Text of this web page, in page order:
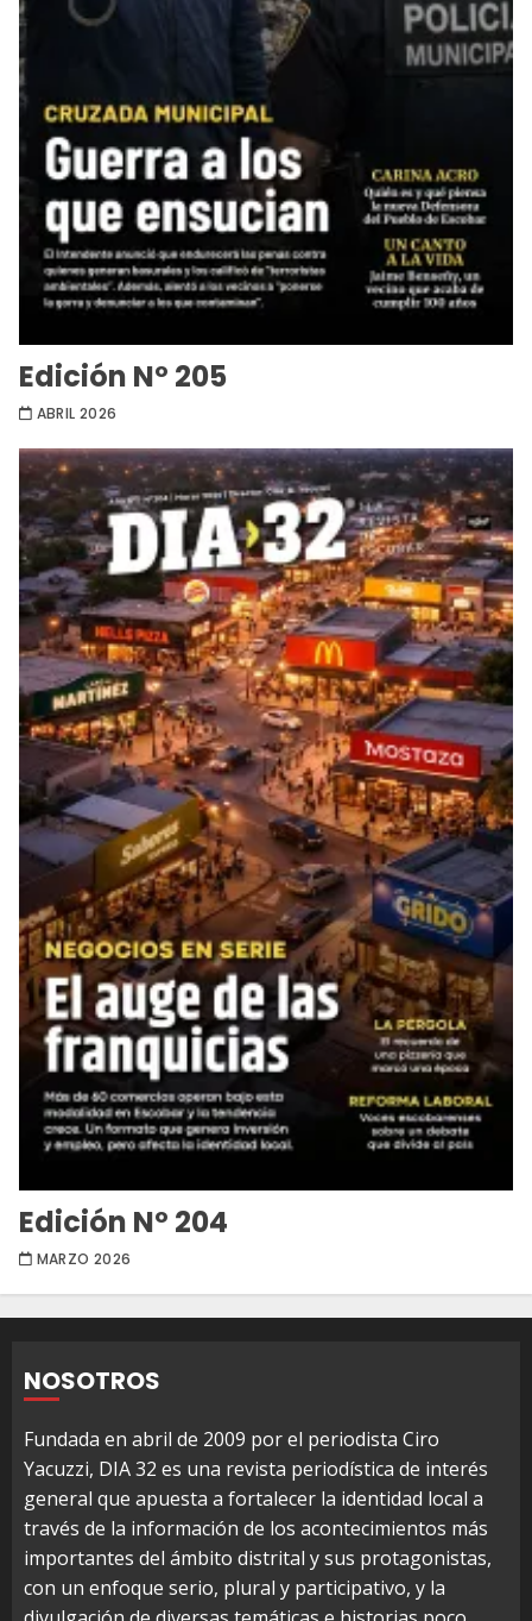
Edición Nº 205
ABRIL 2026
Edición Nº 204
MARZO 2026
NOSOTROS
Fundada en abril de 2009 por el periodista Ciro
Yacuzzi, DIA 32 es una revista periodística de interés
general que apuesta a fortalecer la identidad local a
través de la información de los acontecimientos más
importantes del ámbito distrital y sus protagonistas,
con un enfoque serio, plural y participativo, y la